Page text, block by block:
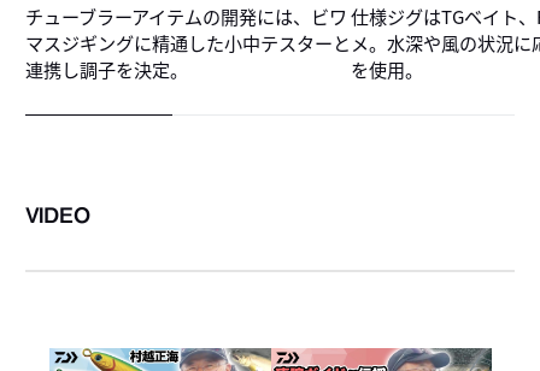
チューブラーアイテムの開発には、ビワ
マスジギングに精通した小中テスターと
連携し調子を決定。
仕様ジグはTGベイト
メ。水深や風の状況
を使用。
VIDEO